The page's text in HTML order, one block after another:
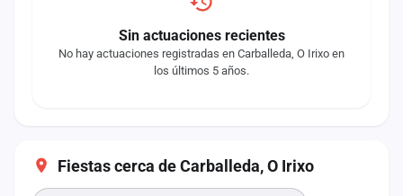
Sin actuaciones recientes
No hay actuaciones registradas en Carballeda, O Irixo en
los últimos 5 años.
Fiestas cerca de Carballeda, O Irixo